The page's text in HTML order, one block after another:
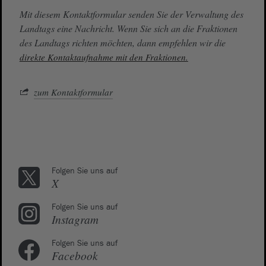
Mit diesem Kontaktformular senden Sie der Verwaltung des
Landtags eine Nachricht. Wenn Sie sich an die Fraktionen
des Landtags richten möchten, dann empfehlen wir die
direkte Kontaktaufnahme mit den Fraktionen.
zum Kontaktformular
Folgen Sie uns auf
X
Folgen Sie uns auf
Instagram
Folgen Sie uns auf
Facebook